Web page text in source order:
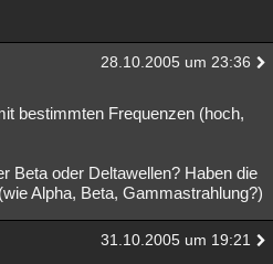
28.10.2005 um 23:36
bestimmten Frequenzen (hoch,
Beta oder Deltawellen? Haben die
Alpha, Beta, Gammastrahlung?)
31.10.2005 um 19:21